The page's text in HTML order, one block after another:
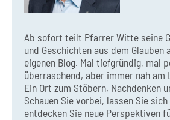
Ab sofort teilt Pfarrer Witte seine
und Geschichten aus dem Glauben
eigenen Blog. Mal tiefgründig, mal
überraschend, aber immer nah am
Ein Ort zum Stöbern, Nachdenken
Schauen Sie vorbei, lassen Sie
entdecken Sie neue Perspektiven